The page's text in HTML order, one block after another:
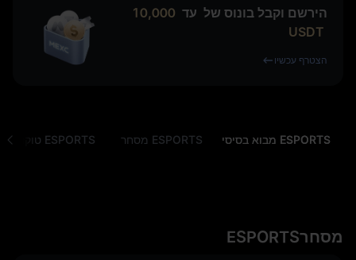
הירשם וקבל בונוס של עד 10,000
USDT
הצטרף עכשיו
ESPORTS מבוא בסיסי ESPORTS מסחר ESPORTS טוקניומיקה
מסחרESPORTS